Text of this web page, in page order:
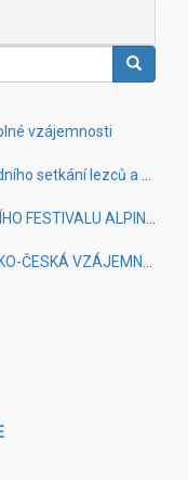
Search
vzájemnosti